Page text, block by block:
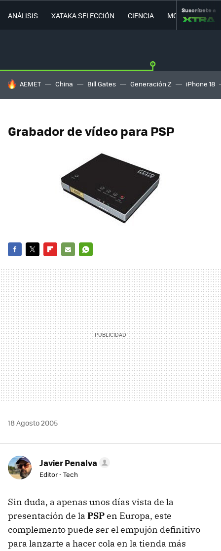
ANÁLISIS XATAKA SELECCIÓN CIENCIA MOVILIDAD
Suscríbete a
HOY SE HABLA DE
AEMET China Bill Gates Generación Z iPhone 18
Grabador de vídeo para PSP
MAIL
18 Agosto 2005
Javier Penalva
Editor - Tech
Sin duda, a apenas unos días vista de la
presentación de la PSPen Europa, este
complemento puede ser el empujón definitivo
para lanzarte a hacer cola en la tienda más